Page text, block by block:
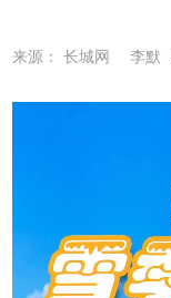
来源： 长城网 李默